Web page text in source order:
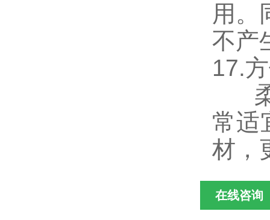
用。
不产
17.
柔
常适
材，
在线咨询